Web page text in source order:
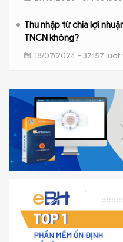
Thu nhập từ chia lợi
TNCN không?
18/07/2024 - 37157 lượt